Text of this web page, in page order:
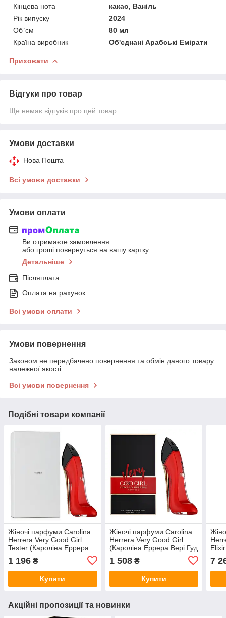
Кінцева нота
какао, Ваніль
Рік випуску
2024
Об`єм
80 мл
Країна виробник
Об'єднані Арабські Емірати
Приховати
Відгуки про товар
Ще немає відгуків про цей товар
Умови доставки
Нова Пошта
Всі умови доставки
Умови оплати
Ви отримаєте замовлення
або гроші повернуться на вашу картку
Детальніше
Післяплата
Оплата на рахунок
Всі умови оплати
Умови повернення
Законом не передбачено повернення та обмін даного товару
належної якості
Всі умови повернення
Подібні товари компанії
Жіночі парфуми Carolina
Herrera Very Good Girl
Tester (Кароліна Еррера
Парфумована вода 80 ml/
мл Тестер
1 196 ₴
Купити
Жіночі парфуми Carolina
Herrera Very Good Girl
(Кароліна Еррера Вері Гуд
Герл) Парфумована вода
80 ml/мл
1 508₴
Купити
мл
7
Акційні пропозиції та новинки